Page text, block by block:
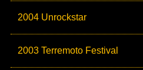
2004 Unrockstar
2003 Terremoto Festival